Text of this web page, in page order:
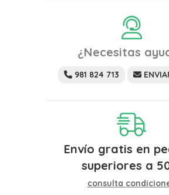
¿Necesitas
981 824 713
Envío gratis en
superiores a
consulta